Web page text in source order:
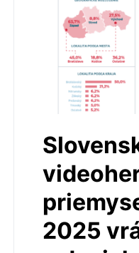
2025